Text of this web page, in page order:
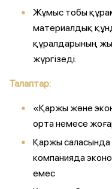
Жұмыс тобы
материалдық
құралдарының
жүргізеді.
Талаптар:
«Қаржы және
орта немесе
Қаржы саласында
компанияда
емес